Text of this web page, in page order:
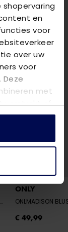
shopervaring
en
voor
over uw
voor
met
verstrekt of
uw gebruik
ONLY
ONLMADISON
€ 49,99